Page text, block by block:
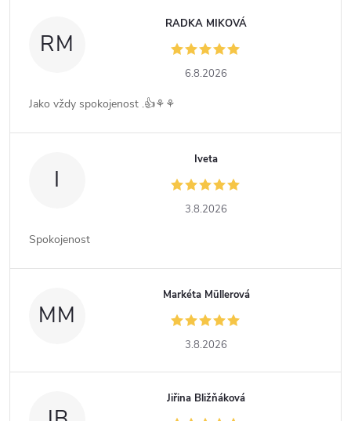
RM
RADKA MIKOVÁ
6.8.2026
Jako vždy spokojenost .👍⚘️⚘️
I
Iveta
3.8.2026
Spokojenost
MM
Markéta Müllerová
3.8.2026
Jiřina Bližňáková